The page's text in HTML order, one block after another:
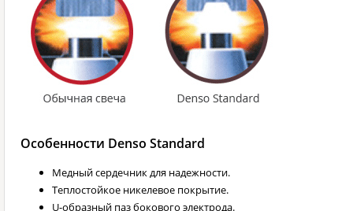
Особенности Denso Standard
Медный сердечник для надежности.
Теплостойкое никелевое покрытие.
U-образный паз бокового электрода.